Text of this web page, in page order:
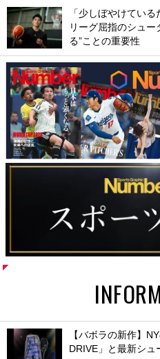
「少しぼやけてい
リーグ屈指のシュー
る”ことの重要性
【バボラの新作】
DRIVE」と最新シ